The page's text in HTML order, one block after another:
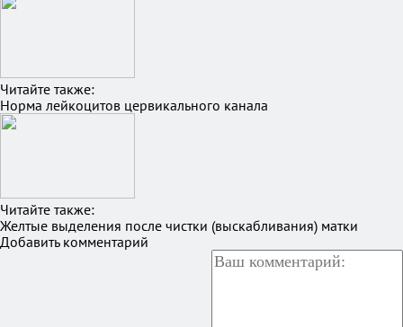
Читайте также:
Норма лейкоцитов цервикального канала
Читайте также:
Желтые выделения после чистки (выскабливания) матки
Добавить комментарий